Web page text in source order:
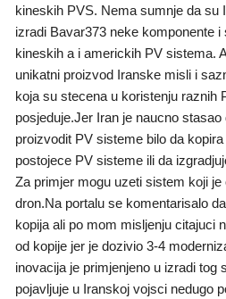
kineskih PVS. Nema sumnje da su
izradi Bavar373 neke komponente
kineskih a i americkih PV sistema.
unikatni proizvod Iranske misli i
koja su stecena u koristenju raznih
posjeduje.Jer Iran je naucno
proizvodit PV sisteme bilo da
postojece PV sisteme ili da
Za primjer mogu uzeti sistem koji
dron.Na portalu se komentarisalo
kopija ali po mom misljenju citajuci
od kopije jer je dozivio 3-4
inovacija je primjenjeno u izradi tog
pojavljuje u Iranskoj vojsci nedugo